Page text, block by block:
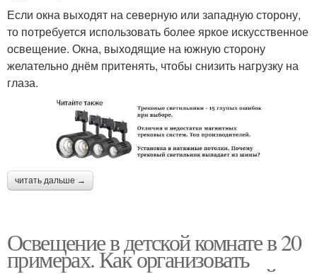
Если окна выходят на северную или западную сторону,
то потребуется использовать более яркое искусственное
освещение. Окна, выходящие на южную сторону
желательно днём притенять, чтобы снизить нагрузку на
глаза.
читать дальше →
Освещение в детской комнате в 20
примерах. Как организовать